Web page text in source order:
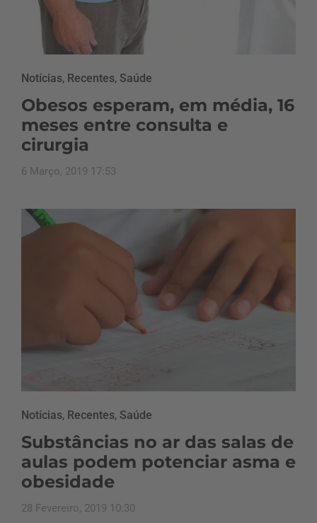
Notícias, Recentes, Saúde
Obesos esperam, em média, 16
meses entre consulta e
cirurgia
6 Março, 2019 17:53
Notícias, Recentes, Saúde
Substâncias no ar das salas de
aulas podem potenciar asma e
obesidade
28 Fevereiro, 2019 10:30